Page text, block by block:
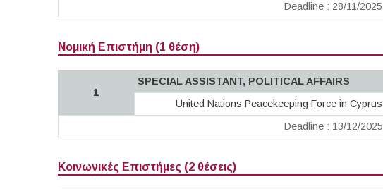
Deadline : 28/11/2025
Νομική Επιστήμη (1 θέση)
1
SPECIAL ASSISTANT, POLITICAL AFFAIRS
United Nations Peacekeeping Force in Cyprus
Deadline : 13/12/2025
Κοινωνικές Επιστήμες (2 θέσεις)